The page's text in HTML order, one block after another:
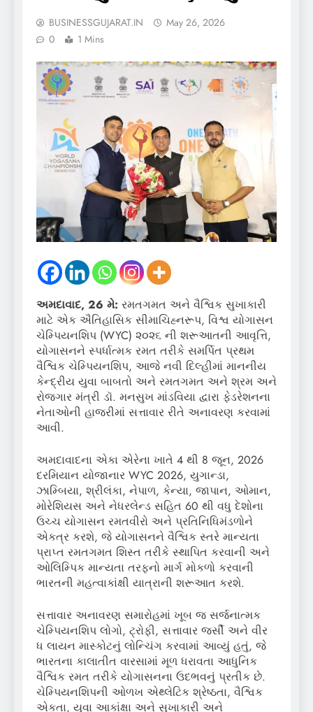
BUSINESSGUJARAT.IN
May 26, 2026
0
1 Mins
અમદાવાદ, 26 મે: રમતગમત અને વૈશ્વિક સુખાકારી
માટે એક ઐતિહાસિક સીમાચિહ્નરૂપ, વિશ્વ યોગાસન
ચેમ્પિયનશિપ (WYC) ૨૦૨૬ ની શરૂઆતની આવૃત્તિ,
યોગાસનને સ્પર્ધાત્મક રમત તરીકે સમર્પિત પ્રથમ
વૈશ્વિક ચેમ્પિયનશિપ, આજે નવી દિલ્હીમાં માનનીય
કેન્દ્રીય યુવા બાબતો અને રમતગમત અને શ્રમ અને
રોજગાર મંત્રી ડૉ. મનસુખ માંડવિયા દ્વારા ફેડરેશનના
નેતાઓની હાજરીમાં સત્તાવાર રીતે અનાવરણ કરવામાં
આવી.
અમદાવાદના એકા એરેના ખાતે 4 થી 8 જૂન, 2026
દરમિયાન યોજાનાર WYC 2026, યુગાન્ડા,
ઝામ્બિયા, શ્રીલંકા, નેપાળ, કેન્યા, જાપાન, ઓમાન,
મોરેશિયસ અને નેધરલેન્ડ સહિત 60 થી વધુ દેશોના
ઉચ્ચ યોગાસન રમતવીરો અને પ્રતિનિધિમંડળોને
એકત્ર કરશે, જે યોગાસનને વૈશ્વિક સ્તરે માન્યતા
પ્રાપ્ત રમતગમત શિસ્ત તરીકે સ્થાપિત કરવાની અને
ઓલિમ્પિક માન્યતા તરફનો માર્ગ મોકળો કરવાની
ભારતની મહત્વાકાંક્ષી યાત્રાની શરૂઆત કરશે.
સત્તાવાર અનાવરણ સમારોહમાં ખૂબ જ સર્જનાત્મક
ચેમ્પિયનશિપ લોગો, ટ્રોફી, સત્તાવાર જર્સી અને વીર
ધ લાયન માસ્કોટનું લોન્ચિંગ કરવામાં આવ્યું હતું, જે
ભારતના કાલાતીત વારસામાં મૂળ ધરાવતા આધુનિક
વૈશ્વિક રમત તરીકે યોગાસનના ઉદભવનું પ્રતીક છે.
ચેમ્પિયનશિપની ઓળખ એથ્લેટિક શ્રેષ્ઠતા, વૈશ્વિક
એકતા, યુવા આકાંક્ષા અને સુખાકારી અને